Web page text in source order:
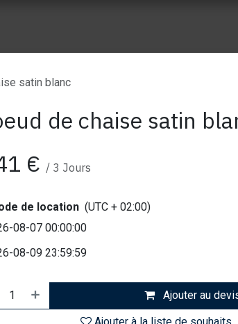
satin blanc
de chaise satin
€ / 3 Jours
de location (UTC + 02:00)
Ajouter au